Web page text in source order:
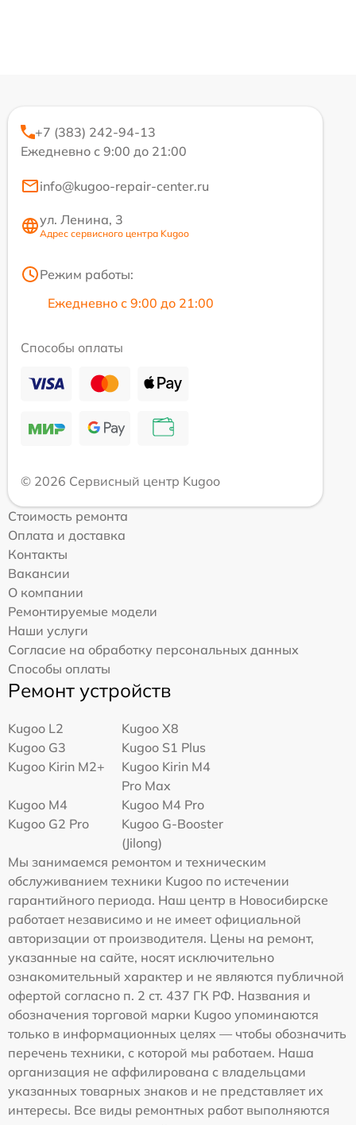
+7 (383) 242-94-13
Ежедневно с 9:00 до 21:00
info@kugoo-repair-center.ru
ул. Ленина, 3
Адрес сервисного центра Kugoo
Режим работы:
Ежедневно с 9:00 до 21:00
Способы оплаты
© 2026 Сервисный центр Kugoo
Стоимость ремонта
Оплата и доставка
Контакты
Вакансии
О компании
Ремонтируемые модели
Наши услуги
Согласие на обработку персональных данных
Способы оплаты
Ремонт устройств
Kugoo L2
Kugoo X8
Kugoo G3
Kugoo S1 Plus
Kugoo Kirin M2+
Kugoo Kirin M4
Pro Max
Kugoo M4
Kugoo M4 Pro
Kugoo G2 Pro
Kugoo G-Booster
(Jilong)
Мы занимаемся ремонтом и техническим
обслуживанием техники Kugoo по истечении
гарантийного периода. Наш центр в Новосибирске
работает независимо и не имеет официальной
авторизации от производителя. Цены на ремонт,
указанные на сайте, носят исключительно
ознакомительный характер и не являются публичной
офертой согласно п. 2 ст. 437 ГК РФ. Названия и
обозначения торговой марки Kugoo упоминаются
только в информационных целях — чтобы обозначить
перечень техники, с которой мы работаем. Наша
организация не аффилирована с владельцами
указанных товарных знаков и не представляет их
интересы. Все виды ремонтных работ выполняются